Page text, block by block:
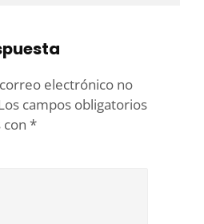
electrónico no
campos obligatorios
con *